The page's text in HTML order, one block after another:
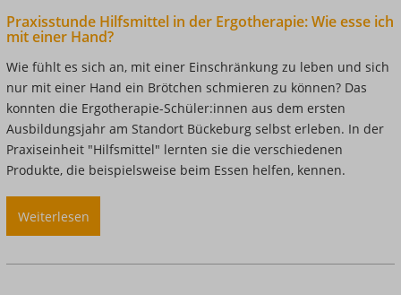
in
Logopädie
-
Chancen
nutzen,
Grenzen
kennen
Praxisstunde Hilfsmittel in der Ergotherapie: Wie esse ich
mit einer Hand?
Wie fühlt es sich an, mit einer Einschränkung zu leben und sich
nur mit einer Hand ein Brötchen schmieren zu können? Das
konnten die Ergotherapie-Schüler:innen aus dem ersten
Ausbildungsjahr am Standort Bückeburg selbst erleben. In der
Praxiseinheit "Hilfsmittel" lernten sie die verschiedenen
Produkte, die beispielsweise beim Essen helfen, kennen.
Weiterlesen
Praxisstunde